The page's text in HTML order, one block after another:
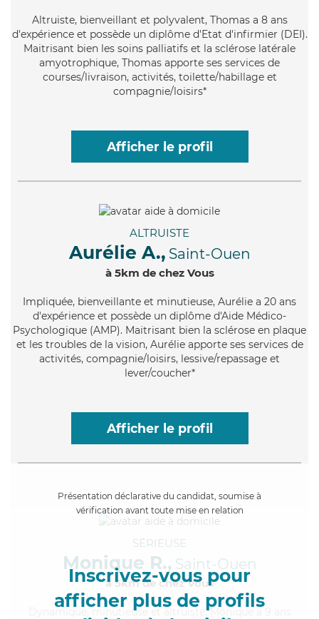
Altruiste, bienveillant et polyvalent, Thomas a 8 ans
d'expérience et possède un diplôme d'Etat d'infirmier (DEI).
Maitrisant bien les soins palliatifs et la sclérose latérale
amyotrophique, Thomas apporte ses services de
courses/livraison, activités, toilette/habillage et
compagnie/loisirs*
Afficher le profil
ALTRUISTE
Aurélie A., Saint-Ouen
à 5km de chez Vous
Impliquée, bienveillante et minutieuse, Aurélie a 20 ans
d'expérience et possède un diplôme d'Aide Médico-
Psychologique (AMP). Maitrisant bien la sclérose en plaque
et les troubles de la vision, Aurélie apporte ses services de
activités, compagnie/loisirs, lessive/repassage et
lever/coucher*
Afficher le profil
Présentation déclarative du candidat, soumise à
vérification avant toute mise en relation
Inscrivez-vous pour
afficher plus de profils
SÉRIEUSE
Monique R., Saint-Ouen
à 5km de chez Vous
, minutieuse et altruiste, Monique a 9 ans